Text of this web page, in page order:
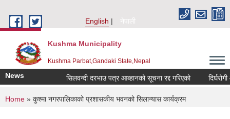
English
नेपाली
Kushma Municipality
Kushma Parbat,Gandaki State,Nepal
News सिलवन्दी दरभाउ पत्र आब्हानको सूचना रद्द गरिएको
You are here
Home » कुश्मा नगरपालिकाको प्रशासकीय भवनको सिलान्यास कार्यक्रम